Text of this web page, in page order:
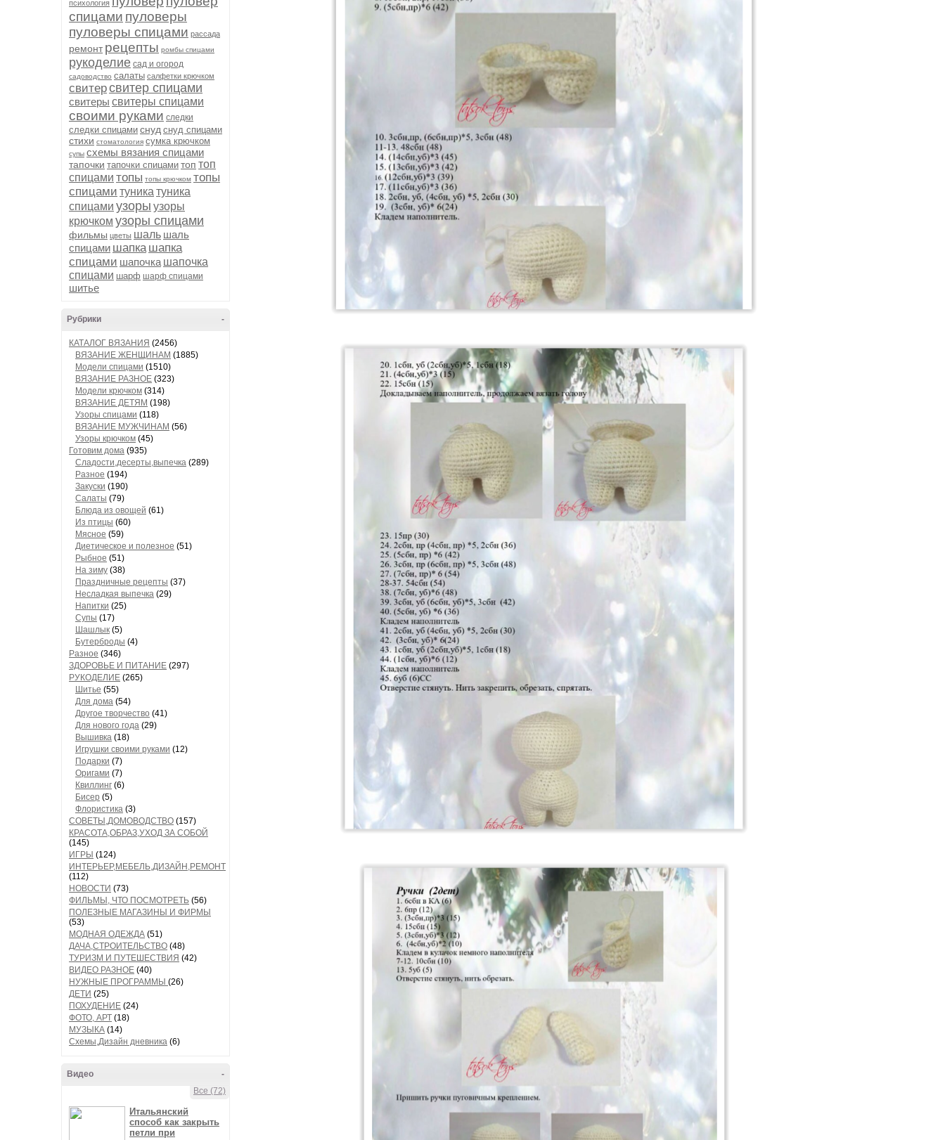
психология
спицами пуловеры
пуловеры спицами рассада
ремонт рецепты ромбы спицами
рукоделие сад и огород
садоводство салаты салфетки крючком
свитерсвитер спицами
свитеры свитеры спицами
своими руками следки
следки спицами снуд снуд спицами
стихи стоматология сумка крючком
супы схемы вязания спицами
тапочки тапочки спицами топ топ
спицами топы топы крючком топы
спицами туника туника
спицами узоры узоры
крючком узоры спицами
фильмы цветы шаль шаль
спицами шапка шапка
спицами шапочка шапочка
спицами шарф шарф спицами
шитье
-
Рубрики
КАТАЛОГ ВЯЗАНИЯ (2456)
ВЯЗАНИЕ ЖЕНЩИНАМ (1885)
Модели спицами (1510)
ВЯЗАНИЕ РАЗНОЕ (323)
Модели крючком (314)
ВЯЗАНИЕ ДЕТЯМ (198)
Узоры спицами (118)
ВЯЗАНИЕ МУЖЧИНАМ (56)
Узоры крючком (45)
Готовим дома (935)
Сладости,десерты,выпечка (289)
Разное (194)
Закуски (190)
Салаты (79)
Блюда из овощей (61)
Из птицы (60)
Мясное (59)
Диетическое и полезное (51)
Рыбное (51)
На зиму (38)
Праздничные рецепты (37)
Несладкая выпечка (29)
Напитки (25)
Супы (17)
Шашлык (5)
Бутерброды (4)
Разное (346)
ЗДОРОВЬЕ И ПИТАНИЕ (297)
РУКОДЕЛИЕ (265)
Шитье (55)
Для дома (54)
Другое творчество (41)
Для нового года (29)
Вышивка (18)
Игрушки своими руками (12)
Подарки (7)
Оригами (7)
Квиллинг (6)
Бисер (5)
Флористика (3)
СОВЕТЫ,ДОМОВОДСТВО (157)
КРАСОТА,ОБРАЗ,УХОД ЗА СОБОЙ
(145)
ИГРЫ (124)
ИНТЕРЬЕР,МЕБЕЛЬ,ДИЗАЙН,РЕМОНТ
(112)
НОВОСТИ (73)
ФИЛЬМЫ, ЧТО ПОСМОТРЕТЬ (56)
ПОЛЕЗНЫЕ МАГАЗИНЫ И ФИРМЫ
(53)
МОДНАЯ ОДЕЖДА (51)
ДАЧА,СТРОИТЕЛЬСТВО (48)
ТУРИЗМ И ПУТЕШЕСТВИЯ (42)
ВИДЕО РАЗНОЕ (40)
НУЖНЫЕ ПРОГРАММЫ (26)
ДЕТИ (25)
ПОХУДЕНИЕ (24)
ФОТО, АРТ (18)
МУЗЫКА (14)
Схемы,Дизайн дневника (6)
-
Видео
Все (72)
Итальянский
способ как закрыть
петли при